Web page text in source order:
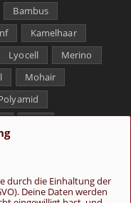
durch die Einhaltung der
Deine Daten werden
Bambus
Kamelhaar
Lyocell
Merino
Mohair